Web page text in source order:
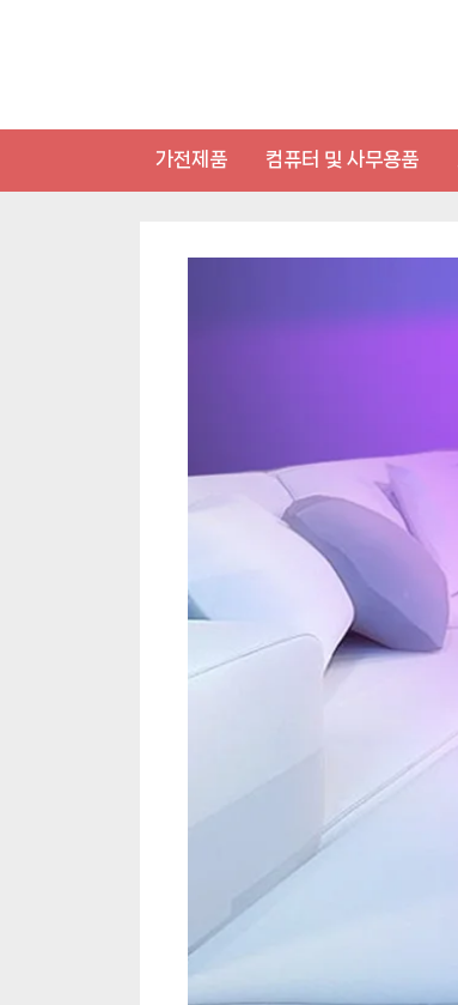
가전제품 컴퓨터 및 사무용품